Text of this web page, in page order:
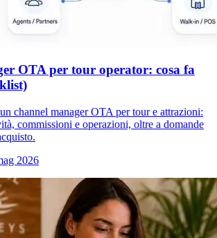
OTA per tour operator: cosa fa
channel manager OTA per tour e attrazioni:
commissioni e operazioni, oltre a domande
2026